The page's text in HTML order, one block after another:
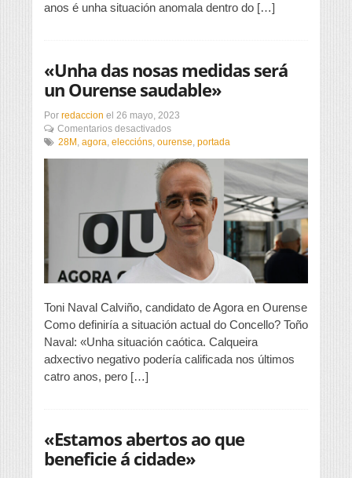
anos é unha situación anomala dentro do […]
«Unha das nosas medidas será
un Ourense saudable»
Por redaccion el 26 mayo, 2023
Comentarios desactivadosen
«Unha
nosas
medidas
será
un
Ourense
saudable»
28M , agora, eleccións, ourense, portada
Toni Naval Calviño, candidato de Agora en Ourense
Como definiría a situación actual do Concello? Toño
Naval: «Unha situación caótica. Calqueira
adxectivo negativo podería calificada nos últimos
catro anos, pero […]
«Estamos abertos ao que
beneficie á cidade»